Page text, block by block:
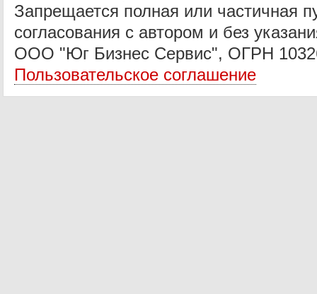
Запрещается полная или частичная
согласования с автором и без
ООО "Юг Бизнес Сервис", ОГРН
Пользовательское соглашение